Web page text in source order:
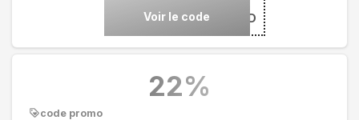
Voir le code***AND
code promo
22%